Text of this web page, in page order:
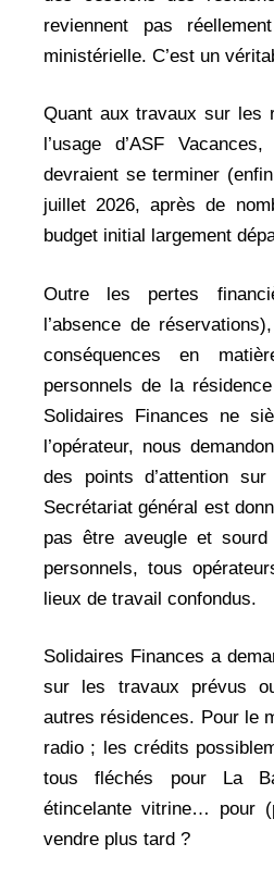
reviennent pas
ministérielle. C’est un
Quant aux travaux sur les
l’usage d’ASF
devraient se terminer
juillet 2026, après de
budget initial largement
Outre les pertes
l’absence de
conséquences en
personnels de la
Solidaires Finances ne
l’opérateur, nous
des points d’attention
Secrétariat général est
pas être aveugle et
personnels, tous
lieux de travail confondus.
Solidaires Finances a
sur les travaux prévus
autres résidences. Pour le
radio ; les crédits
tous fléchés pour La
étincelante vitrine… pour
vendre plus tard ?